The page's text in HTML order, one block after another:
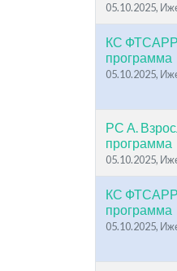
05.10.2025,
КС
программа
05.10.2025,
РС А.
программа
05.10.2025,
КС
программа
05.10.2025,